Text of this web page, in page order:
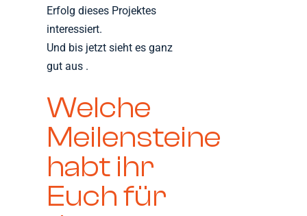
Erfolg dieses Projektes
interessiert.
Und bis jetzt sieht es ganz
gut aus .
Welche
Meilensteine
habt ihr
Euch für